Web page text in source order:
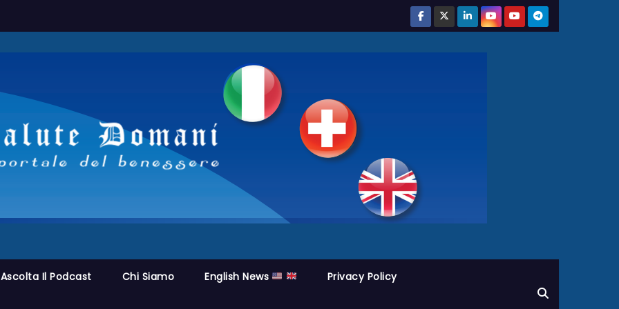
Ascolta Il Podcast Chi Siamo English News Privacy Policy